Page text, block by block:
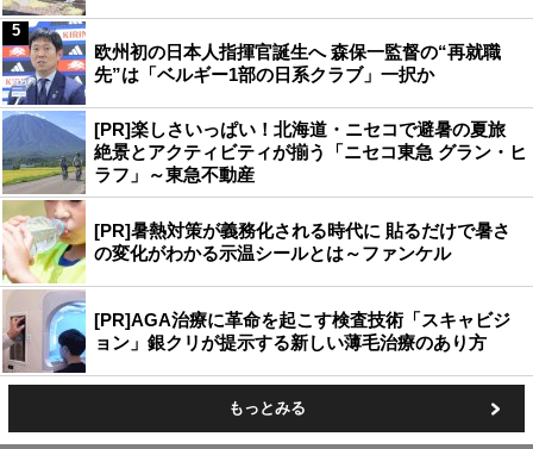
欧州初の日本人指揮官誕生へ 森保一監督の“再就職
先”は「ベルギー1部の日系クラブ」一択か
5
[PR]楽しさいっぱい！北海道・ニセコで避暑の夏旅
絶景とアクティビティが揃う「ニセコ東急 グラン・ヒ
ラフ」～東急不動産
[PR]暑熱対策が義務化される時代に 貼るだけで暑さ
の変化がわかる示温シールとは～ファンケル
[PR]AGA治療に革命を起こす検査技術「スキャビジ
ョン」銀クリが提示する新しい薄毛治療のあり方
もっとみる